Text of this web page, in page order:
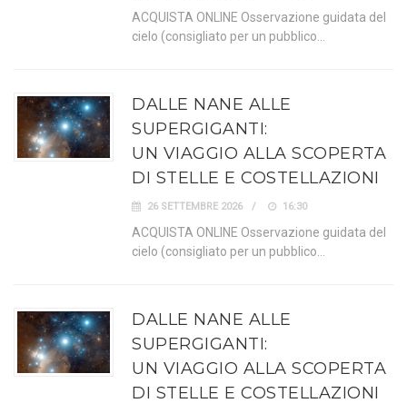
ACQUISTA ONLINE Osservazione guidata del
cielo (consigliato per un pubblico…
DALLE NANE ALLE
SUPERGIGANTI:
UN VIAGGIO ALLA SCOPERTA
DI STELLE E COSTELLAZIONI
26 SETTEMBRE 2026 16:30
ACQUISTA ONLINE Osservazione guidata del
cielo (consigliato per un pubblico…
DALLE NANE ALLE
SUPERGIGANTI:
UN VIAGGIO ALLA SCOPERTA
DI STELLE E COSTELLAZIONI